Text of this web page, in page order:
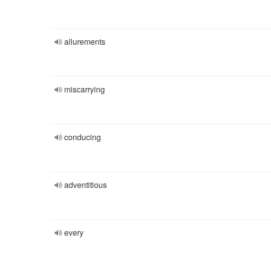
allurements
miscarrying
conducing
adventitious
every